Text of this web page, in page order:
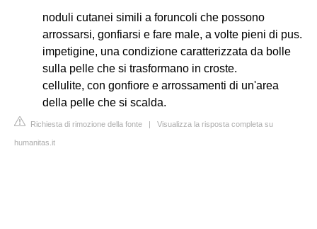
noduli cutanei simili a foruncoli che possono
arrossarsi, gonfiarsi e fare male, a volte pieni di pus.
impetigine, una condizione caratterizzata da bolle
sulla pelle che si trasformano in croste.
cellulite, con gonfiore e arrossamenti di un'area
della pelle che si scalda.
Richiesta di rimozione della fonte | Visualizza la risposta completa su
humanitas.it